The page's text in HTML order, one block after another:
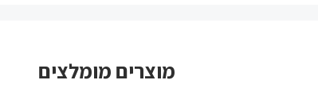
מוצרים מומלצים